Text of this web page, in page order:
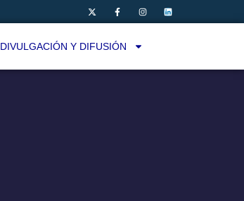
DIVULGACIÓN Y DIFUSIÓN